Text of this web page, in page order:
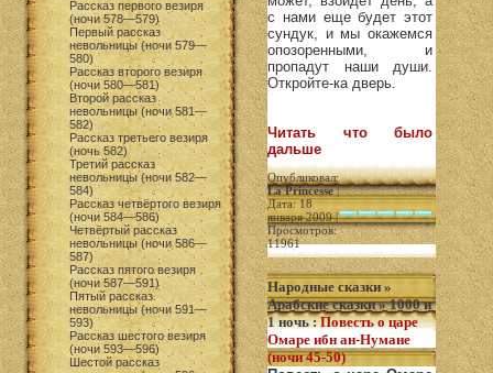
Рассказ первого везиря
(ночи 578—579)
Первый рассказ
невольницы (ночи 579—
580)
Рассказ второго везиря
(ночи 580—581)
Второй рассказ
невольницы (ночи 581—
582)
Рассказ третьего везиря
(ночь 582)
Третий рассказ
невольницы (ночи 582—
584)
Рассказ четвёртого везиря
(ночи 584—586)
Четвёртый рассказ
невольницы (ночи 586—
587)
Рассказ пятого везиря
(ночи 587—591)
Пятый рассказ
невольницы (ночи 591—
593)
Рассказ шестого везиря
(ночи 593—596)
Шестой рассказ
с нами еще будет этот
сундук, и мы окажемся
опозоренными, и
пропадут наши души.
Откройте-ка дверь.
Читать что было
дальше
Опубликовал:
La Princesse|
Дата: 18
января 2009 |
Просмотров:
11961
Народные сказки »
Арабские сказки»1000 и
1 ночь:Повесть о царе
Омаре ибн ан-Нумане
(ночи 45-50)